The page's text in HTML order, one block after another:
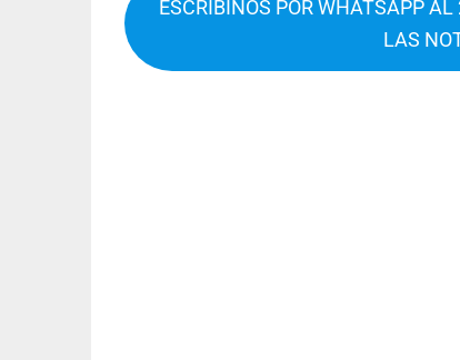
ESCRIBÍNOS POR WHATSAPP
LAS